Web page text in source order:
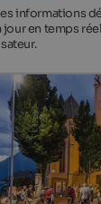
informations
en temps